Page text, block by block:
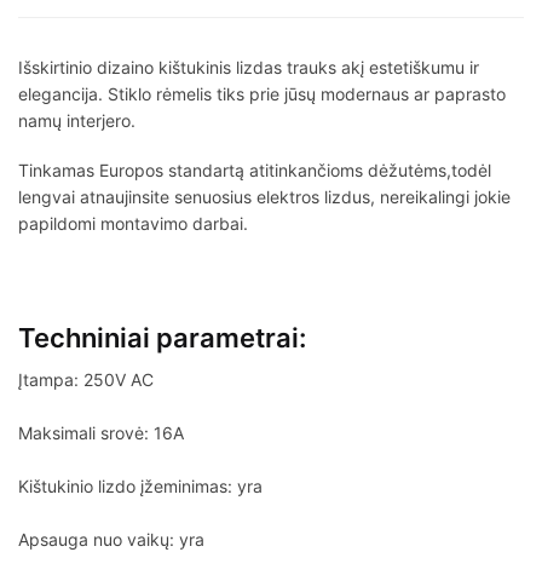
Išskirtinio dizaino kištukinis lizdas trauks akį estetiškumu ir
elegancija. Stiklo rėmelis tiks prie jūsų modernaus ar paprasto
namų interjero.
Tinkamas Europos standartą atitinkančioms dėžutėms,todėl
lengvai atnaujinsite senuosius elektros lizdus, nereikalingi jokie
papildomi montavimo darbai.
Techniniai parametrai:
Įtampa: 250V AC
Maksimali srovė: 16A
Kištukinio lizdo įžeminimas: yra
Apsauga nuo vaikų: yra